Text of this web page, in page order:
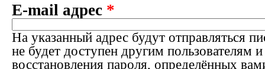
E-mail адрес *
На указанный адрес будут отправляться
не будет доступен другим пользователям
восстановления пароля, определённых